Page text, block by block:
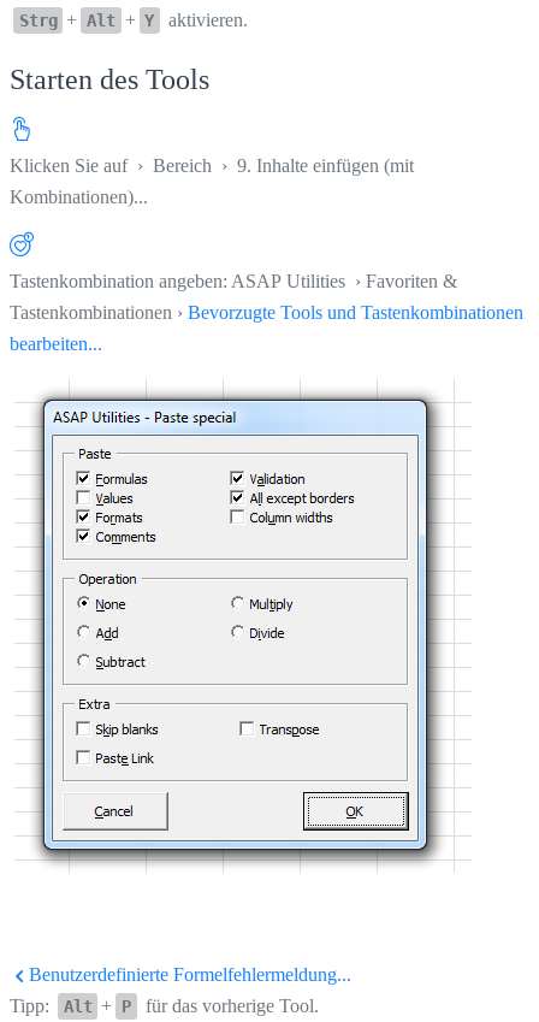
Strg + Alt + Y aktivieren.
Starten des Tools
Klicken Sie auf › Bereich › 9. Inhalte einfügen (mit
Kombinationen)...
Tastenkombination angeben: ASAP Utilities › Favoriten &
Tastenkombinationen › Bevorzugte Tools und Tastenkombinationen
bearbeiten...
Benutzerdefinierte Formelfehlermeldung...
Tipp:
Alt + P für das vorherige Tool.